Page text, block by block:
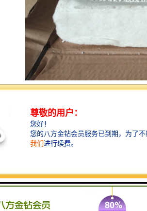
在熔化炉中所有的氧化物及化物都会以
铁（铝）水中。当它们的直径大于0.1mm
可以通过正常扒渣去除；当直径小于
不受自重制约，而是受铁（铝）水具有
约而悬浮于铁（铝）水中。想不使用挡
把铁（铝）水做到纯净是很难的，所以